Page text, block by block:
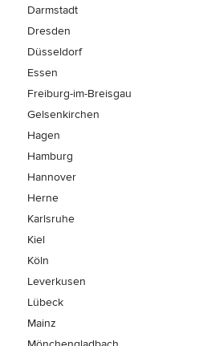
Darmstadt
Dresden
Düsseldorf
Essen
Freiburg-im-Breisgau
Gelsenkirchen
Hagen
Hamburg
Hannover
Herne
Karlsruhe
Kiel
Köln
Leverkusen
Lübeck
Mainz